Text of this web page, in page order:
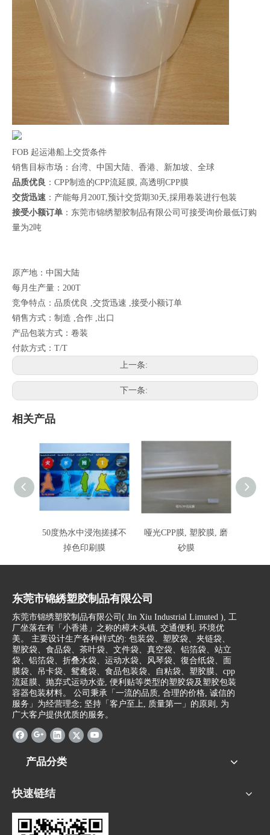
FOB 起运港船上交货条件
销售目标市场：台湾、中国大陆、香港、新加坡、全球
品质优良 ：CPP制造的CPP流延膜, 高透明CPP膜
交货迅速 ：产能每月200T,预计交货期30天,採用卷装进行包装
接受小额订单 ：东莞市锦绣塑胶制品有限公司可接受询价最低订购
量为2吨
原产地：中国大陆
每月生产量：200T
竞争特点：品质优良 ,交货迅速 ,接受小额订单
销售方式：制造 ,合作 ,出口
产品包装方式：卷装
付款方式：T/T
上一条:
下一条:
相关产品
50度热水中浸泡搓揉不
掉色印刷膜
哑光CPP膜, 塑胶膜, 磨
砂膜
东莞市锦綉塑胶制品有限公司
东莞市锦绣塑胶制品有限公司( Jin Xiu Industrial Limuted ) , 工
厂坐落在有「小香港」之称的樟木头镇, 交通便利, 环境优
美。 主要设计生产各种样式的: 包装袋、塑胶袋、夹链袋、
塑胶袋、食品袋、茶叶袋、文件袋、真空袋、铝箔袋、站立
袋、铝箔袋、折叠水袋、运动水袋、风琴袋、復合纸袋、面
膜袋、吊卡袋、鸳鸯袋、食品包装袋、自粘袋、塑胶膜、cpp
流延膜、抛弃式运动水壶, 便利贴等类型的塑胶袋及塑胶包装
容器包装材料。 公司秉承「一流的品质, 合理的价格, 诚信的
服务」为经营理念; 坚持「客户至上, 质量第一」的原则, 为
广大客户提供优质的服务。
产品分类
快速链结